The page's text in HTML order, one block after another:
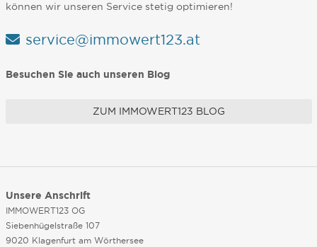
können wir unseren Service stetig optimieren!
service@immowert123.at
Besuchen Sie auch unseren Blog
ZUM IMMOWERT123 BLOG
Unsere Anschrift
IMMOWERT123 OG
Siebenhügelstraße 107
9020 Klagenfurt am Wörthersee